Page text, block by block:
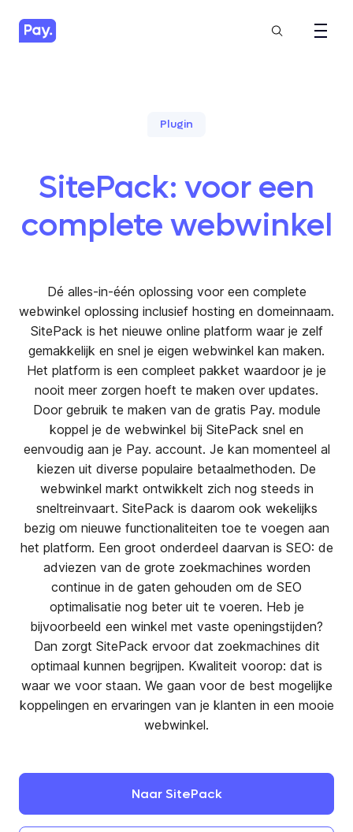
Plugin
SitePack: voor een
complete webwinkel
Dé alles-in-één oplossing voor een complete
webwinkel oplossing inclusief hosting en domeinnaam.
SitePack is het nieuwe online platform waar je zelf
gemakkelijk en snel je eigen webwinkel kan maken.
Het platform is een compleet pakket waardoor je je
nooit meer zorgen hoeft te maken over updates.
Door gebruik te maken van de gratis Pay. module
koppel je de webwinkel bij SitePack snel en
eenvoudig aan je Pay. account. Je kan momenteel al
kiezen uit diverse populaire betaalmethoden. De
webwinkel markt ontwikkelt zich nog steeds in
sneltreinvaart. SitePack is daarom ook wekelijks
bezig om nieuwe functionaliteiten toe te voegen aan
het platform. Een groot onderdeel daarvan is SEO: de
adviezen van de grote zoekmachines worden
continue in de gaten gehouden om de SEO
optimalisatie nog beter uit te voeren. Heb je
bijvoorbeeld een winkel met vaste openingstijden?
Dan zorgt SitePack ervoor dat zoekmachines dit
optimaal kunnen begrijpen. Kwaliteit voorop: dat is
waar we voor staan. We gaan voor de best mogelijke
koppelingen en ervaringen van je klanten in een mooie
webwinkel.
Naar SitePack